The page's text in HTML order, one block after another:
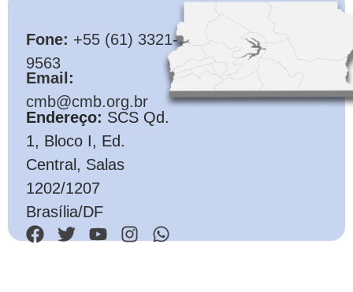
Fone: +55 (61) 3321-
9563
Email:
cmb@cmb.org.br
Endereço: SCS Qd.
1, Bloco I, Ed.
Central, Salas
1202/1207
Brasília/DF